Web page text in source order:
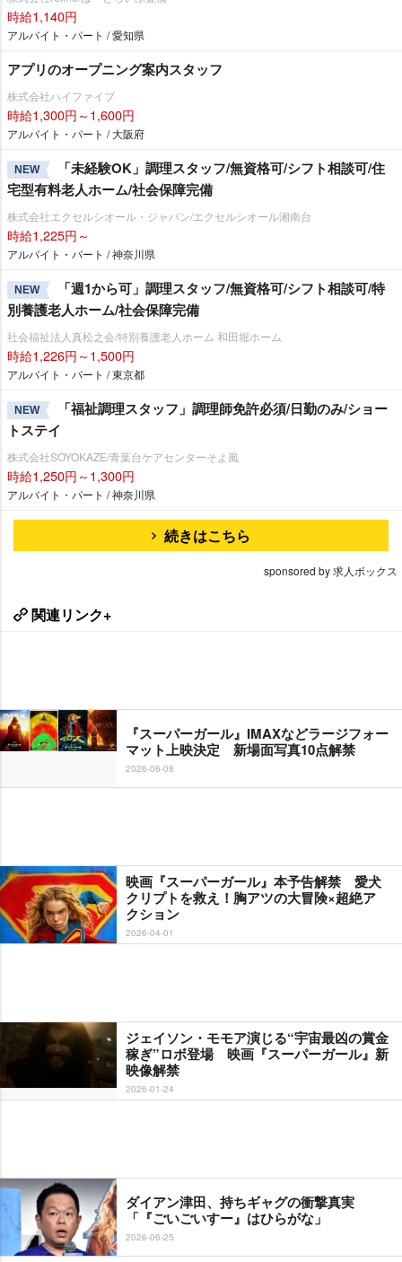
時給1,140円
アルバイト・パート / 愛知県
アプリのオープニング案内スタッフ
株式会社ハイファイブ
時給1,300円～1,600円
アルバイト・パート / 大阪府
NEW
「未経験OK」調理スタッフ/無資格可/シフト相談可/住
宅型有料老人ホーム/社会保障完備
株式会社エクセルシオール・ジャパン/エクセルシオール湘南台
時給1,225円～
アルバイト・パート / 神奈川県
NEW
「週1から可」調理スタッフ/無資格可/シフト相談可/特
別養護老人ホーム/社会保障完備
社会福祉法人真松之会/特別養護老人ホーム 和田堀ホーム
時給1,226円～1,500円
アルバイト・パート / 東京都
NEW
「福祉調理スタッフ」調理師免許必須/日勤のみ/ショー
トステイ
株式会社SOYOKAZE/青葉台ケアセンターそよ風
時給1,250円～1,300円
アルバイト・パート / 神奈川県
続きはこちら
sponsored by 求人ボックス
関連リンク+
『スーパーガール』IMAXなどラージフォー
マット上映決定 新場面写真10点解禁
2026-06-08
映画『スーパーガール』本予告解禁 愛犬
クリプトを救え！胸アツの大冒険×超絶ア
クション
2026-04-01
ジェイソン・モモア演じる“宇宙最凶の賞金
稼ぎ”ロボ登場 映画『スーパーガール』新
映像解禁
2026-01-24
ダイアン津田、持ちギャグの衝撃真実
「『ごいごいすー』はひらがな」
2026-06-25